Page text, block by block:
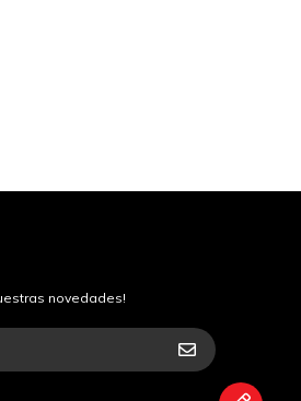
novedades!